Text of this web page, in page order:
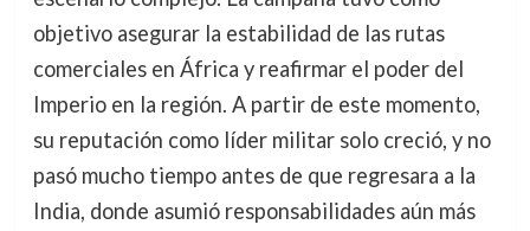
objetivo asegurar la estabilidad de las rutas
comerciales en África y reafirmar el poder del
Imperio en la región. A partir de este momento,
su reputación como líder militar solo creció, y no
pasó mucho tiempo antes de que regresara a la
India, donde asumió responsabilidades aún más